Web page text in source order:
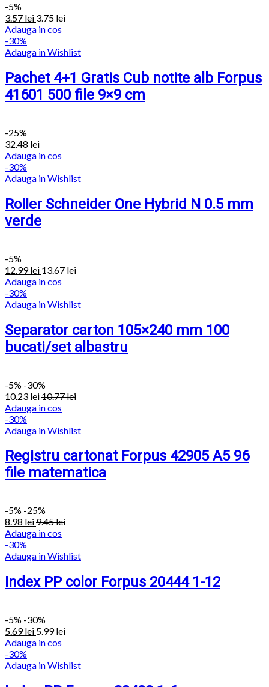
-5%
3.57 lei3.75lei
Adauga in cos
-30%
Adauga in Wishlist
Pachet 4+1 Gratis Cub notite alb Forpus
41601 500 file 9×9 cm
-25%
32.48 lei
Adauga in cos
-30%
Adauga in Wishlist
Roller Schneider One Hybrid N 0.5 mm
verde
-5%
12.99lei13.67lei
Adauga in cos
-30%
Adauga in Wishlist
Separator carton 105×240 mm 100
bucati/set albastru
-5% -30%
10.23 lei10.77lei
Adauga in cos
-30%
Adauga in Wishlist
Registru cartonat Forpus 42905 A5 96
file matematica
-5% -25%
8.98 lei9.45lei
Adauga in cos
-30%
Adauga in Wishlist
Index PP color Forpus 20444 1-12
-5% -30%
5.69lei5.99lei
Adauga in cos
-30%
Adauga in Wishlist